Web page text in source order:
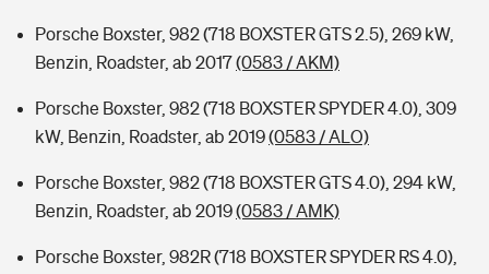
Porsche Boxster, 982 (718 BOXSTER GTS 2.5), 269 kW,
Benzin, Roadster, ab 2017(0583 / AKM)
Porsche Boxster, 982 (718 BOXSTER SPYDER 4.0), 309
kW, Benzin, Roadster, ab 2019(0583 / ALO)
Porsche Boxster, 982 (718 BOXSTER GTS 4.0), 294 kW,
Benzin, Roadster, ab 2019(0583 / AMK)
Porsche Boxster, 982R (718 BOXSTER SPYDER RS 4.0),